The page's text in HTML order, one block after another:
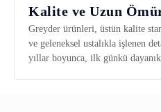
Kalite ve Uzun
Greyder ürünleri, üstün kalite
ve geleneksel ustalıkla işlenen
yıllar boyunca, ilk günkü